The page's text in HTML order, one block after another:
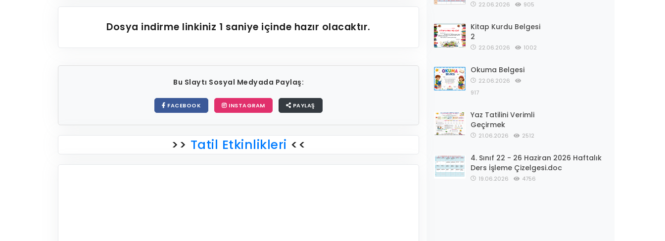
Dosya indirme linkiniz 1 saniye içinde hazır olacaktır.
Bu Slaytı Sosyal Medyada Paylaş:
FACEBOOK INSTAGRAM PAYLAŞ
>> Tatil Etkinlikleri <<
22.06.2026 905
Kitap Kurdu Belgesi
2
22.06.2026 1002
Okuma Belgesi
22.06.2026
917
Yaz Tatilini Verimli
Geçirmek
21.06.2026 2512
4. Sınıf 22 - 26 Haziran 2026 Haftalık
Ders İşleme Çizelgesi.doc
19.06.2026 4756